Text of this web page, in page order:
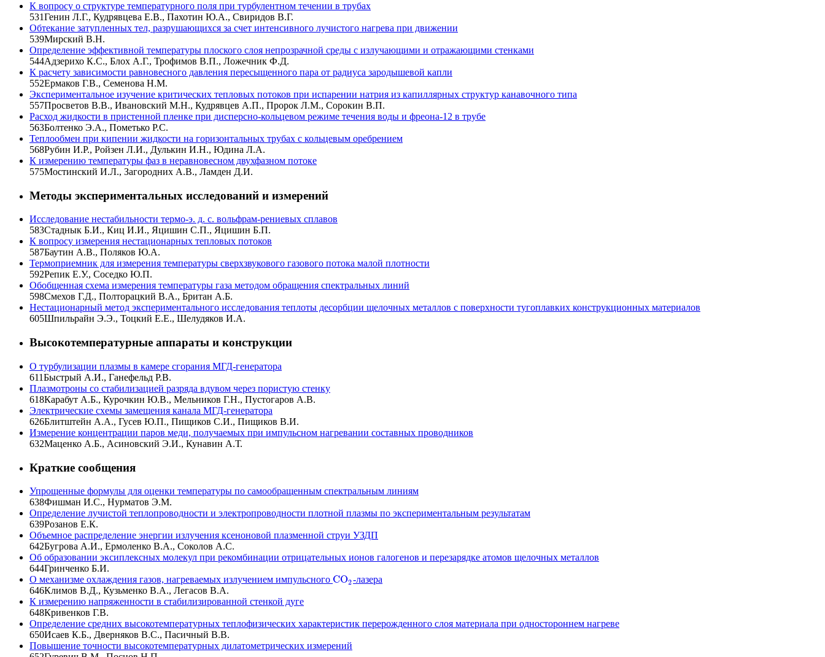
К вопросу о структуре температурного поля при турбулентном течении в трубах
531Генин Л.Г., Кудрявцева Е.В., Пахотин Ю.А., Свиридов В.Г.
Обтекание затупленных тел, разрушающихся за счет интенсивного лучистого нагрева при движении
539Мирский В.Н.
Определение эффективной температуры плоского слоя непрозрачной среды с излучающими и отражающими стенками
544Адзерихо К.С., Блох А.Г., Трофимов В.П., Ложечник Ф.Д.
К расчету зависимости равновесного давления пересыщенного пара от радиуса зародышевой капли
552Ермаков Г.В., Семенова Н.М.
Экспериментальное изучение критических тепловых потоков при испарении натрия из капиллярных структур канавочного типа
557Просветов В.В., Ивановский М.Н., Кудрявцев А.П., Пророк Л.М., Сорокин В.П.
Расход жидкости в пристенной пленке при дисперсно-кольцевом режиме течения воды и фреона-12 в трубе
563Болтенко Э.А., Пометько Р.С.
Теплообмен при кипении жидкости на горизонтальных трубах с кольцевым оребрением
568Рубин И.Р., Ройзен Л.И., Дулькин И.Н., Юдина Л.А.
К измерению температуры фаз в неравновесном двухфазном потоке
575Мостинский И.Л., Загородних А.В., Ламден Д.И.
Методы экспериментальных исследований и измерений
Исследование нестабильности термо-э. д. с. вольфрам-рениевых сплавов
583Стаднык Б.И., Киц И.И., Яцишин С.П., Яцишин Б.П.
К вопросу измерения нестационарных тепловых потоков
587Баутин А.В., Поляков Ю.А.
Термоприемник для измерения температуры сверхзвукового газового потока малой плотности
592Репик Е.У., Соседко Ю.П.
Обобщенная схема измерения температуры газа методом обращения спектральных линий
598Смехов Г.Д., Полторацкий В.А., Британ А.Б.
Нестационарный метод экспериментального исследования теплоты десорбции щелочных металлов с поверхности тугоплавких конструкционных материалов
605Шпильрайн Э.Э., Тоцкий Е.Е., Шелудяков И.А.
Высокотемпературные аппараты и конструкции
О турбулизации плазмы в камере сгорания МГД-генератора
611Быстрый А.И., Ганефельд Р.В.
Плазмотроны со стабилизацией разряда вдувом через пористую стенку
618Карабут А.Б., Курочкин Ю.В., Мельников Г.Н., Пустогаров А.В.
Электрические схемы замещения канала МГД-генератора
626Блитштейн А.А., Гусев Ю.П., Пищиков С.И., Пищиков В.И.
Измерение концентрации паров меди, получаемых при импульсном нагревании составных проводников
632Маценко А.Б., Асиновский Э.И., Кунавин А.Т.
Краткие сообщения
Упрощенные формулы для оценки температуры по самообращенным спектральным линиям
638Фишман И.С., Нурматов Э.М.
Определение лучистой теплопроводности и электропроводности плотной плазмы по экспериментальным результатам
639Розанов Е.К.
Объемное распределение энергии излучения ксеноновой плазменной струи УЗДП
642Бугрова А.И., Ермоленко В.А., Соколов А.С.
Об образовании эксиплексных молекул при рекомбинации отрицательных ионов галогенов и перезарядке атомов щелочных металлов
644Гринченко Б.И.
О механизме охлаждения газов, нагреваемых излучением импульсного CO2
CO2-лазера
646Климов В.Д., Кузьменко В.А., Легасов В.А.
К измерению напряженности в стабилизированной стенкой дуге
648Кривенков Г.В.
Определение средних высокотемпературных теплофизических характеристик перерожденного слоя материала при одностороннем нагреве
650Исаев К.Б., Дверняков В.С., Пасичный В.В.
Повышение точности высокотемпературных дилатометрических измерений